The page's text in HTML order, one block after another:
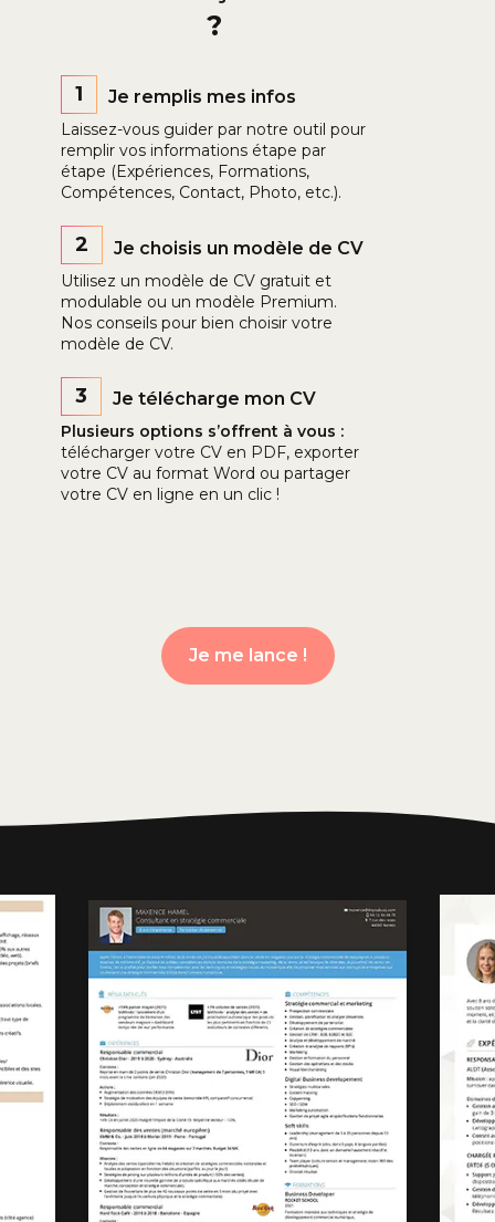
?
1 Je remplis mes infos
Laissez-vous guider par notre outil pour
remplir vos informations étape par
étape (Expériences, Formations,
Compétences, Contact, Photo, etc.).
2 Je choisis un modèle de CV
Utilisez un modèle de CV gratuit et
modulable ou un modèle Premium.
Nos conseils pour bien choisir votre
modèle de CV.
3 Je télécharge mon CV
Plusieurs options s’offrent à vous :
télécharger votre CV en PDF, exporter
votre CV au format Word ou partager
votre CV en ligne en un clic !
Je me lance !